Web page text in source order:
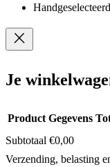
Je
Producten
Product Gegevens
Subtotaal €0,00
Verzending, belasting